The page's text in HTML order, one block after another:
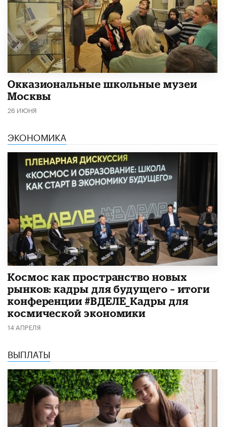
​Окказиональные школьные музеи
Москвы
26 ИЮНЯ
ЭКОНОМИКА
Космос как пространство новых
рынков: кадры для будущего – итоги
конференции #ВДЕЛЕ_Кадры для
космической экономики
14 АПРЕЛЯ
ВЫПЛАТЫ